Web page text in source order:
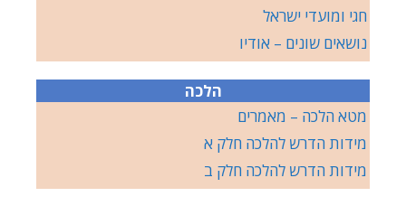
חגי ומועדי ישראל
נושאים שונים – אודיו
הלכה
מטא הלכה – מאמרים
מידות הדרש להלכה חלק א
מידות הדרש להלכה חלק ב